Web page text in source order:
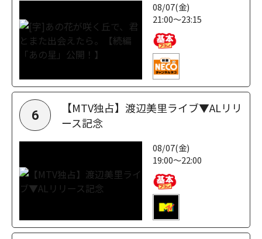
08/07(金)
21:00～23:15
6
【MTV独占】渡辺美里ライブ▼ALリリ
ース記念
08/07(金)
19:00～22:00